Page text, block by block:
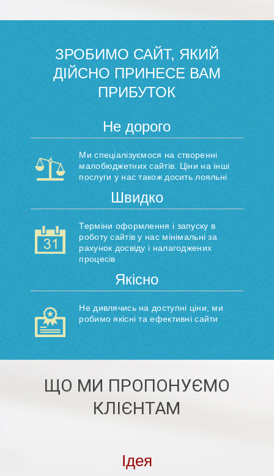
ЗРОБИМО САЙТ, ЯКИЙ
ДІЙСНО ПРИНЕСЕ ВАМ
ПРИБУТОК
Не дорого
Ми спеціалізуємося на створенні
малобюджетних сайтів. Ціни на інші
послуги у нас також досить лояльні
Швидко
Терміни оформлення і запуску в
роботу сайтів у нас мінімальні за
рахунок досвіду і налагоджених
процесів
Якісно
Не дивлячись на доступні ціни, ми
робимо якісні та ефективні сайти
ЩО МИ ПРОПОНУЄМО
КЛІЄНТАМ
Ідея